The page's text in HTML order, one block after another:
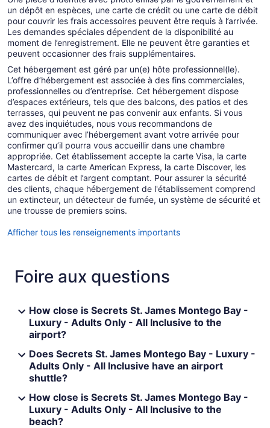
un dépôt en espèces, une carte de crédit ou une carte de débit
pour couvrir les frais accessoires peuvent être requis à l’arrivée.
Les demandes spéciales dépendent de la disponibilité au
moment de l’enregistrement. Elle ne peuvent être garanties et
peuvent occasionner des frais supplémentaires.
Cet hébergement est géré par un(e) hôte professionnel(le).
L’offre d’hébergement est associée à des fins commerciales,
professionnelles ou d’entreprise. Cet hébergement dispose
d’espaces extérieurs, tels que des balcons, des patios et des
terrasses, qui peuvent ne pas convenir aux enfants. Si vous
avez des inquiétudes, nous vous recommandons de
communiquer avec l’hébergement avant votre arrivée pour
confirmer qu’il pourra vous accueillir dans une chambre
appropriée. Cet établissement accepte la carte Visa, la carte
Mastercard, la carte American Express, la carte Discover, les
cartes de débit et l’argent comptant. Pour assurer la sécurité
des clients, chaque hébergement de l'établissement comprend
un extincteur, un détecteur de fumée, un système de sécurité et
une trousse de premiers soins.
Afficher tous les renseignements importants
Foire aux questions
How close is Secrets St. James Montego Bay -
Luxury - Adults Only - All Inclusive to the
airport?
Does Secrets St. James Montego Bay - Luxury -
Adults Only - All Inclusive have an airport
shuttle?
How close is Secrets St. James Montego Bay -
Luxury - Adults Only - All Inclusive to the
beach?